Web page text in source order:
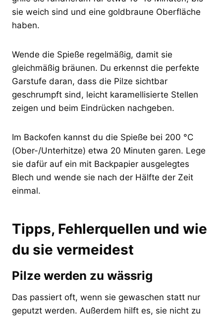
sie weich sind und eine goldbraune Oberfläche
haben.
Wende die Spieße regelmäßig, damit sie
gleichmäßig bräunen. Du erkennst die perfekte
Garstufe daran, dass die Pilze sichtbar
geschrumpft sind, leicht karamellisierte Stellen
zeigen und beim Eindrücken nachgeben.
Im Backofen kannst du die Spieße bei 200 °C
(Ober-/Unterhitze) etwa 20 Minuten garen. Lege
sie dafür auf ein mit Backpapier ausgelegtes
Blech und wende sie nach der Hälfte der Zeit
einmal.
Tipps, Fehlerquellen und wie
du sie vermeidest
Pilze werden zu wässrig
Das passiert oft, wenn sie gewaschen statt nur
geputzt werden. Außerdem hilft es, sie nicht zu